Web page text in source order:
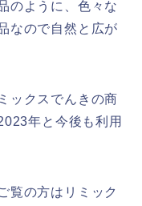
のように、色々な
なので自然と広が
ックスでんきの商
年と今後も利用
覧の方はリミック